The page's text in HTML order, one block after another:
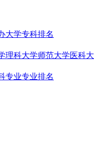
大学专科排名
理科大学师范大学医科
专业专业排名